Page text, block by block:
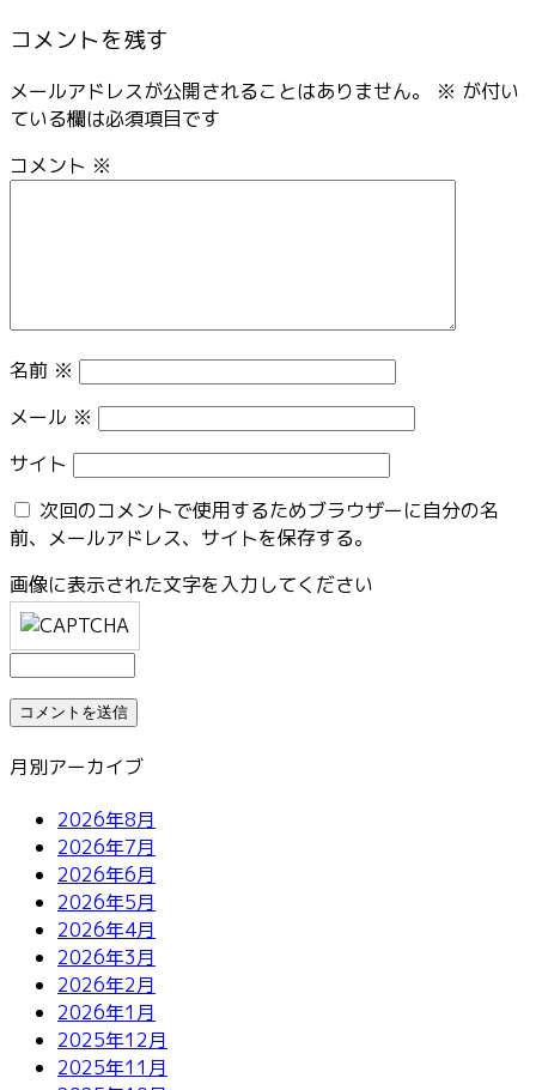
コメントを残す
メールアドレスが公開されることはありません。 ※ が付い
ている欄は必須項目です
コメント ※
名前 ※
メール ※
サイト
次回のコメントで使用するためブラウザーに自分の名
前、メールアドレス、サイトを保存する。
画像に表示された文字を入力してください
月別アーカイブ
2026年8月
2026年7月
2026年6月
2026年5月
2026年4月
2026年3月
2026年2月
2026年1月
2025年12月
2025年11月